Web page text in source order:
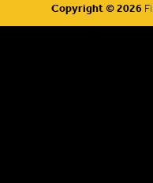
Copyright © 2026